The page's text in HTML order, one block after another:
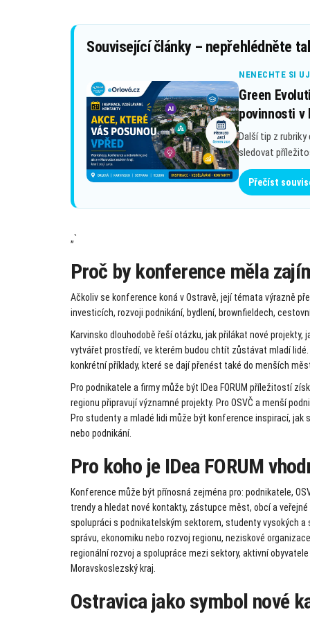
Související články – nepřehlédněte
NENECHTE SI
Green
povinnosti v
Další tip z
sledovat
Přečíst
„`
Proč by konference měla
Ačkoliv se konference koná v Ostravě, její témata výrazně
investicích, rozvoji podnikání, bydlení, brownfieldech,
Karvinsko dlouhodobě řeší otázku, jak přilákat nové
vytvářet prostředí, ve kterém budou chtít zůstávat mladí
konkrétní příklady, které se dají přenést také do menších
Pro podnikatele a firmy může být IDea FORUM příležitostí
regionu připravují významné projekty. Pro OSVČ a menší
Pro studenty a mladé lidi může být konference inspirací,
nebo podnikání.
Pro koho je IDea FORUM
Konference může být přínosná zejména pro: podnikatele,
trendy a hledat nové kontakty, zástupce měst, obcí a
spolupráci s podnikatelským sektorem, studenty vysokých
správu, ekonomiku nebo rozvoj regionu, neziskové
regionální rozvoj a spolupráce mezi sektory, aktivní
Moravskoslezský kraj.
Ostravica jako symbol nové